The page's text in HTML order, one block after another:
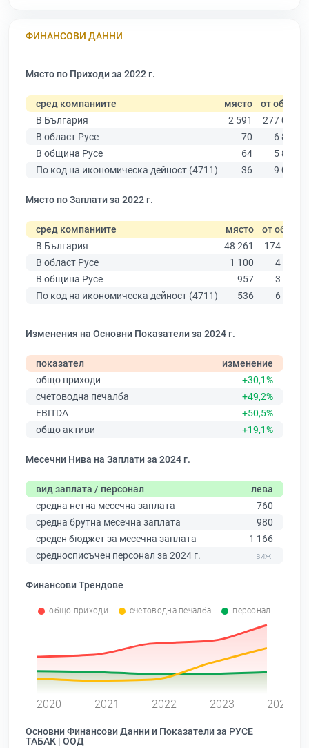
ФИНАНСОВИ ДАННИ
Място по Приходи за 2022 г.
сред компаниите място от общо
В България
2 591
277 019
В област Русе
70
6 851
В община Русе
64
5 883
По код на икономическа дейност (4711)
36 9 025
Място по Заплати за 2022 г.
сред компаниите място от общо
В България
48 261
174 403
В област Русе
1 100
4 390
В община Русе
957
3 764
По код на икономическа дейност (4711)
536 6 773
Изменения на Основни Показатели за 2024 г.
показател
изменение
общо приходи
+30,1%
счетоводна печалба
+49,2%
EBITDA
+50,5%
общо активи
+19,1%
Месечни Нива на Заплати за 2024 г.
вид заплата / персонал
лева
средна нетна месечна заплата
760
средна брутна месечна заплата
980
среден бюджет за месечна заплата
1 166
средносписъчен персонал за 2024 г.
Финансови Трендове
общо приходи счетоводна печалба персонал
2020 2021 2022 2023 2024
Основни Финансови Данни и Показатели за РУСЕ
ТАБАК | ООД